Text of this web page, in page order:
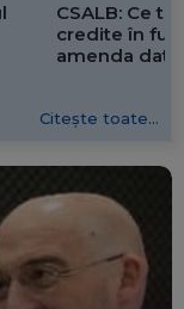
CSALB: Ce
credite în
amenda
Citește toate...